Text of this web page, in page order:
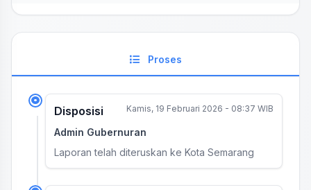
Proses
Disposisi Kamis, 19 Februari 2026 - 08:37 WIB
Admin Gubernuran
Laporan telah diteruskan ke Kota Semarang